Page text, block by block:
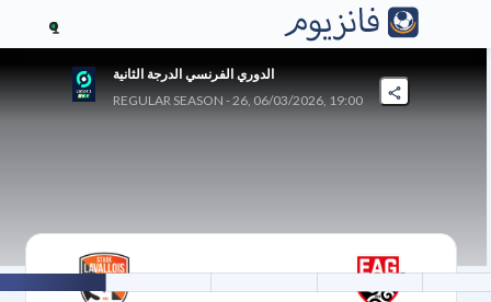
1
الدوري الفرنسي الدرجة الثانية
REGULAR SEASON - 26, 06/03/2026, 19:00